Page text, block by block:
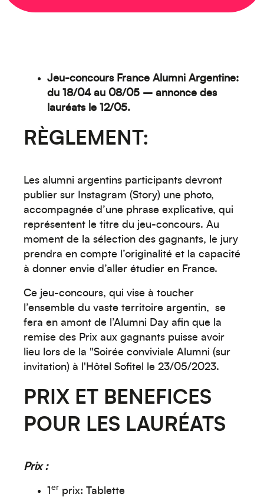
Jeu-concours France Alumni Argentine:
du 18/04 au 08/05 – annonce des
lauréats le 12/05.
RÈGLEMENT:
Les alumni argentins participants devront
publier sur Instagram (Story) une photo,
accompagnée d’une phrase explicative, qui
représentent le titre du jeu-concours. Au
moment de la sélection des gagnants, le jury
prendra en compte l’originalité et la capacité
à donner envie d’aller étudier en France.
Ce jeu-concours, qui vise à toucher
l’ensemble du vaste territoire argentin, se
fera en amont de l’Alumni Day afin que la
remise des Prix aux gagnants puisse avoir
lieu lors de la "Soirée conviviale Alumni (sur
invitation) à l'Hôtel Sofitel le 23/05/2023.
PRIX ET BENEFICES
POUR LES LAURÉATS
Prix :
1 er prix: Tablette
Créez votre événement